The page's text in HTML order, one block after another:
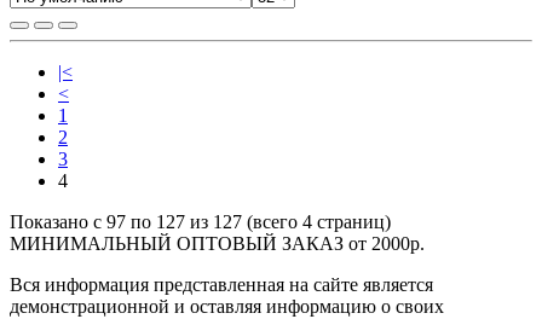
|<
<
1
2
3
4
Показано с 97 по 127 из 127 (всего 4 страниц)
МИНИМАЛЬНЫЙ ОПТОВЫЙ ЗАКАЗ от 2000р.
Вся информация представленная на сайте является
демонстрационной и оставляя информацию о своих